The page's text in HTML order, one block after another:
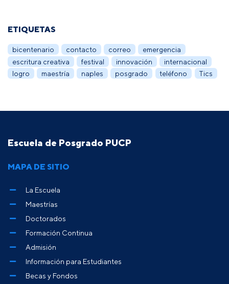
ETIQUETAS
bicentenario contacto correo
emergencia
escritura creativa
festival innovación
internacional
logro
maestría naples posgrado teléfono Tics
Escuela de Posgrado PUCP
MAPA DE SITIO
La Escuela
Maestrías
Doctorados
Formación Continua
Admisión
Información para Estudiantes
Becas y Fondos